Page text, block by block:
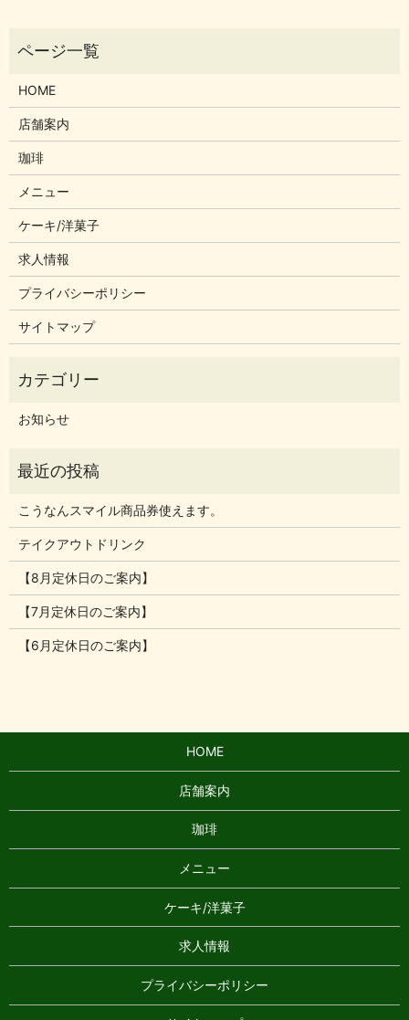
HOME
店舗案内
珈琲
メニュー
ケーキ/洋菓子
求人情報
プライバシーポリシー
サイトマップ
お知らせ
こうなんスマイル商品券使えます。
テイクアウトドリンク
【8月定休日のご案内】
【7月定休日のご案内】
【6月定休日のご案内】
HOME
店舗案内
珈琲
メニュー
ケーキ/洋菓子
求人情報
プライバシーポリシー